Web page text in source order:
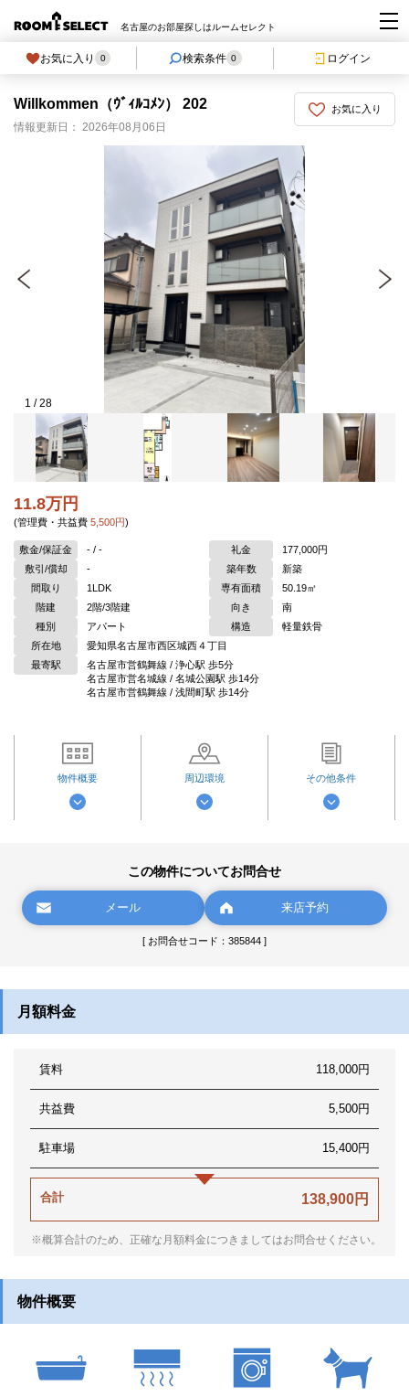
名古屋のお部屋探しはルームセレクト
お気に入り 0 検索条件 0 ログイン
お気に入り
Willkommen（ｳﾞｨﾙｺﾒﾝ） 202
情報更新日： 2026年08月06日
1 /28
11.8万円
(管理費・共益費 5,500円)
敷金/保証金 - / - 礼金
177,000円
敷引/償却
- 築年数
新築
間取り
1LDK 専有面積
50.19㎡
階建
2階/3階建 向き
南
種別
アパート 構造
軽量鉄骨
所在地
愛知県名古屋市西区城西４丁目
最寄駅
名古屋市営鶴舞線 / 浄心駅 歩5分
名古屋市営名城線 / 名城公園駅 歩14分
名古屋市営鶴舞線 / 浅間町駅 歩14分
物件概要 周辺環境 その他条件
この物件についてお問合せ
メール 来店予約
[ お問合せコード：385844 ]
月額料金
賃料 118,000円
共益費 5,500円
駐車場 15,400円
合計 138,900円
※概算合計のため、正確な月額料金につきましてはお問合せください。
物件概要